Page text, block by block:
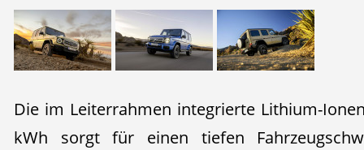
Die im Leiterrahmen integrierte Lithium-
kWh sorgt für einen tiefen